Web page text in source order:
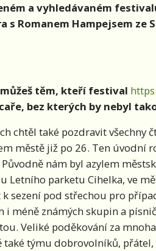
a vyhledávaném
s Romanem Hampejsem
můžeš těm, kteří festival
bez kterých by nebyl
chtěl také pozdravit všechny
městě již po 26. Ten úvodní
nám byl azylem
Letního parketu Cihelka, ve
sezení pod střechou pro
i méně známých skupin a
Veliké poděkování za
také týmu dobrovolníků,